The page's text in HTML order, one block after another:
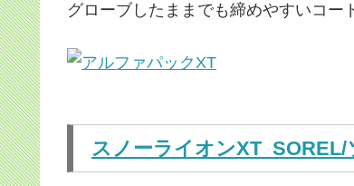
グローブしたままでも締めやすいコー
スノーライオンXT SOREL/